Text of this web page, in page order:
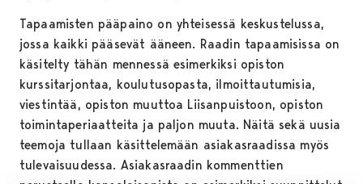
Tapaamisten pääpaino on yhteisessä keskustelussa,
jossa kaikki pääsevät ääneen. Raadin tapaamisissa on
käsitelty tähän mennessä esimerkiksi opiston
kurssitarjontaa, koulutusopasta, ilmoittautumisia,
viestintää, opiston muuttoa Liisanpuistoon, opiston
toimintaperiaatteita ja paljon muuta. Näitä sekä uusia
teemoja tullaan käsittelemään asiakasraadissa myös
tulevaisuudessa. Asiakasraadin kommenttien